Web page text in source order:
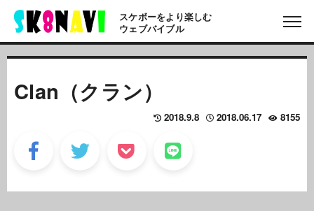
スケボーをより楽しむ
ウェブバイブル
Clan（クラン）
8155
2018.06.17
2018.9.8